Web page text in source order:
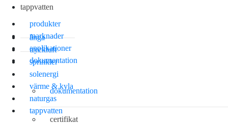
produkter
marknader
applikationer
dokumentation
dokumentation
certifikat
tappvatten
ånga
tryckluft
sprinkler
solenergi
värme & kyla
naturgas
tappvatten